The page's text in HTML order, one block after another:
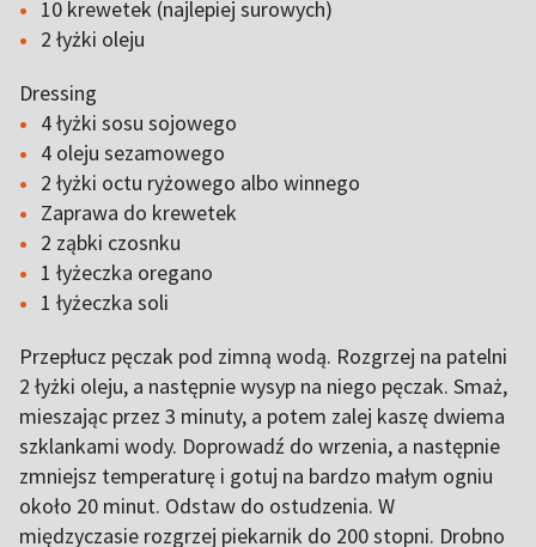
10 krewetek (najlepiej surowych)
2 łyżki oleju
Dressing
4 łyżki sosu sojowego
4 oleju sezamowego
2 łyżki octu ryżowego albo winnego
Zaprawa do krewetek
2 ząbki czosnku
1 łyżeczka oregano
1 łyżeczka soli
Przepłucz pęczak pod zimną wodą. Rozgrzej na patelni
2 łyżki oleju, a następnie wysyp na niego pęczak. Smaż,
mieszając przez 3 minuty, a potem zalej kaszę dwiema
szklankami wody. Doprowadź do wrzenia, a następnie
zmniejsz temperaturę i gotuj na bardzo małym ogniu
około 20 minut. Odstaw do ostudzenia. W
międzyczasie rozgrzej piekarnik do 200 stopni. Drobno